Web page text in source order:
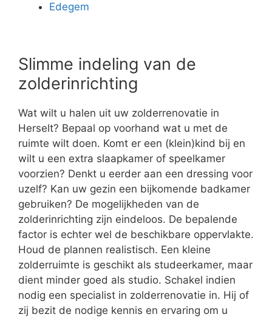
Edegem
Slimme indeling van de
zolderinrichting
Wat wilt u halen uit uw zolderrenovatie in
Herselt? Bepaal op voorhand wat u met de
ruimte wilt doen. Komt er een (klein)kind bij en
wilt u een extra slaapkamer of speelkamer
voorzien? Denkt u eerder aan een dressing voor
uzelf? Kan uw gezin een bijkomende badkamer
gebruiken? De mogelijkheden van de
zolderinrichting zijn eindeloos. De bepalende
factor is echter wel de beschikbare oppervlakte.
Houd de plannen realistisch. Een kleine
zolderruimte is geschikt als studeerkamer, maar
dient minder goed als studio. Schakel indien
nodig een specialist in zolderrenovatie in. Hij of
zij bezit de nodige kennis en ervaring om u